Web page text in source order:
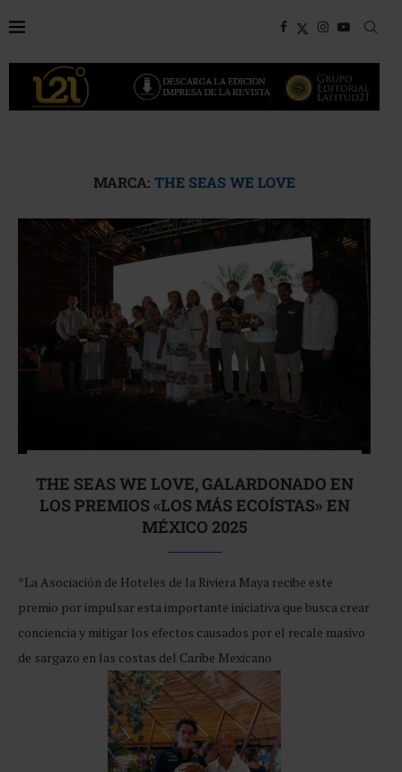
MARCA: THE SEAS WE LOVE
THE SEAS WE LOVE, GALARDONADO EN
LOS PREMIOS «LOS MÁS ECOÍSTAS» EN
MÉXICO 2025
*La Asociación de Hoteles de la Riviera Maya recibe este
premio por impulsar esta importante iniciativa que busca crear
conciencia y mitigar los efectos causados por el recale masivo
de sargazo en las costas del Caribe Mexicano